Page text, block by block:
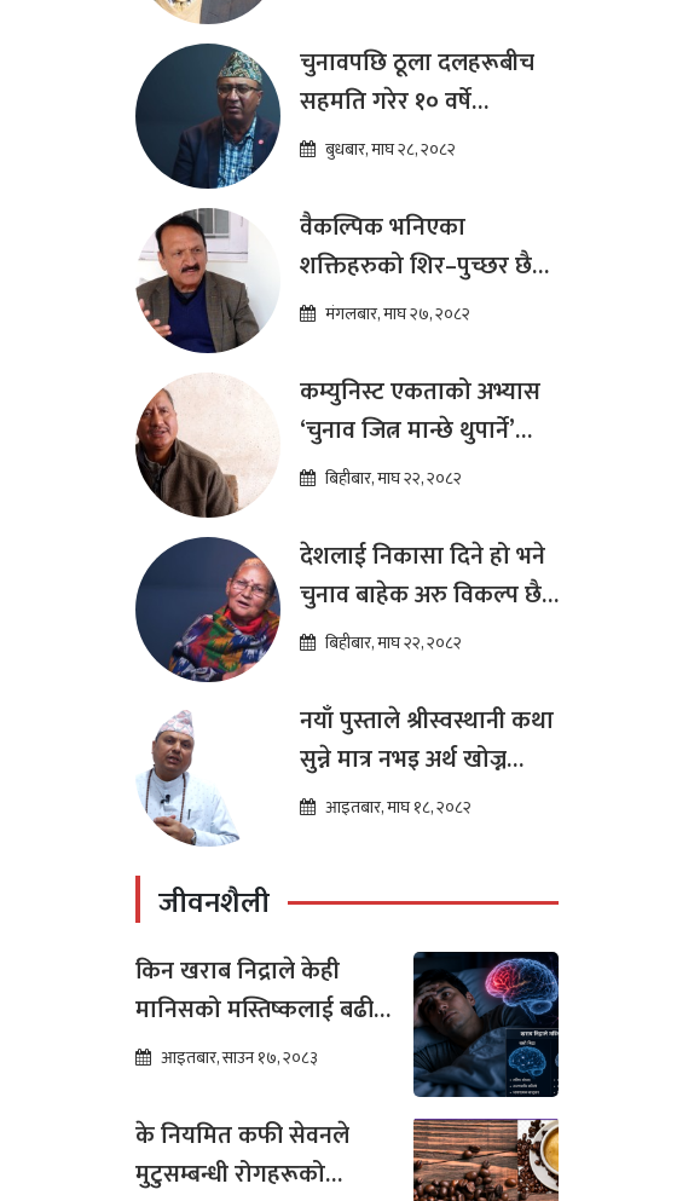
चुनावपछि ठूला दलहरूबीच
सहमति गरेर १० वर्षे
दीर्घकालीन आर्थिक सुधार
ढकाल
बुधबार, माघ २८, २०८२
वैकल्पिक भनिएका
शक्तिहरुको शिर–पुच्छर छैन,
प्रतिस्पर्धा पूरानै दलसँग हुन्छ :
मंगलबार, माघ २७, २०८२
कम्युनिस्ट एकताको अभ्यास
‘चुनाव जित्न मान्छे थुपार्ने’
माध्यम मात्र हो : विप्लव
बिहीबार, माघ २२, २०८२
देशलाई निकासा दिने हो भने
चुनाव बाहेक अरु विकल्प छैन
: अष्टलक्ष्मी शाक्य
बिहीबार, माघ २२, २०८२
नयाँ पुस्ताले श्रीस्वस्थानी कथा
सुन्ने मात्र नभइ अर्थ खोज्न
थालेका छन : ज्योतिष तारा
आइतबार, माघ १८, २०८२
जीवनशैली
किन खराब निद्राले केही
मानिसको मस्तिष्कलाई बढी
असर गर्छ ?
आइतबार, साउन १७, २०८३
के नियमित कफी सेवनले
मुटुसम्बन्धी रोगहरूको